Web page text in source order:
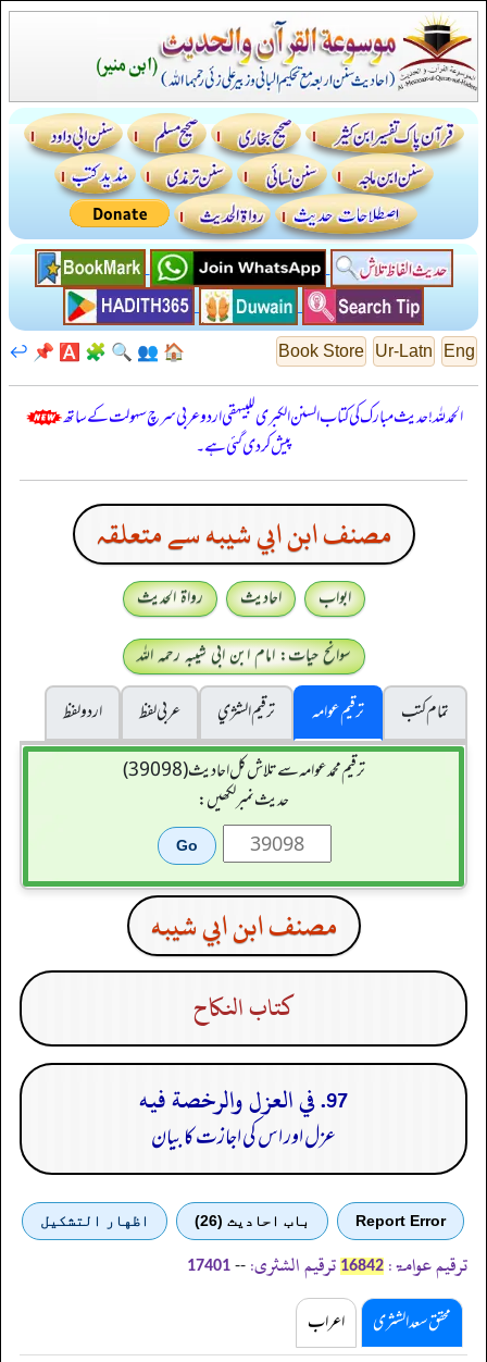
Eng
Ur-Latn
Book Store
🏠
👥
🔍
🧩
🅰️
📌
↩️
الحمدللہ! حدیث مبارک کی کتاب السنن الكبرى للبيهقي اردو عربی سرچ سہولت کے ساتھ
پیش کر دی گئی ہے۔
مصنف ابن ابي شيبه سے متعلقہ
ابواب احادیث
رواۃ الحدیث
سوانح حیات: امام ابن ابی شیبہ رحمہ اللہ
تمام کتب
ترقیم عوامہ ترقيم الشژي عربی لفظ
اردو لفظ
ترقیم محمدعوامہ سے تلاش کل احادیث (39098)
حدیث نمبر لکھیں:
مصنف ابن ابي شيبه
كتاب النكاح
97. في العزل والرخصة فيه
عزل اور اس کی اجازت کا بیان
Report Error باب احادیث (26) اظهار التشكيل
ترقیم عوامۃ: 16842 ترقیم الشثری: --
17401
محقق سعد الشثری اعراب